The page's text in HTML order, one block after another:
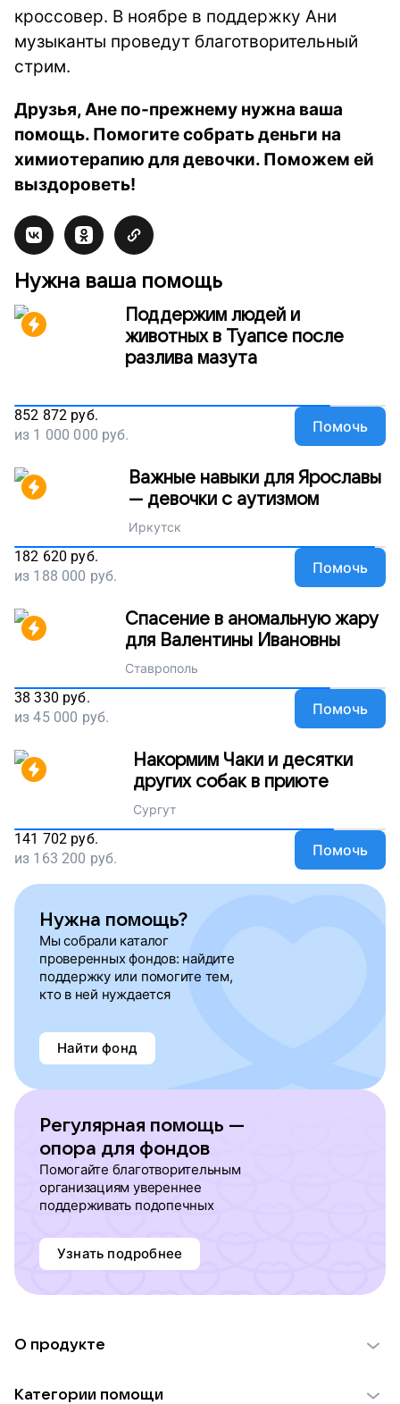
кроссовер. В ноябре в поддержку Ани
музыканты проведут благотворительный
стрим.
Друзья, Ане по-прежнему нужна ваша
помощь. Помогите собрать деньги на
химиотерапию для девочки. Поможем ей
выздороветь!
Нужна ваша помощь
Поддержим людей и
животных в Туапсе после
разлива мазута
852 872 руб.
из 1 000 000 руб. Помочь
Важные навыки для Ярославы
— девочки с аутизмом
Иркутск
182 620 руб.
из 188 000 руб. Помочь
Спасение в аномальную жару
для Валентины Ивановны
Ставрополь
38 330 руб.
из45 000 руб. Помочь
Накормим Чаки и десятки
других собак в приюте
Сургут
141 702 руб.
из 163 200 руб. Помочь
Нужна помощь?
Мы собрали каталог
проверенных фондов: найдите
поддержку или помогите тем,
кто в ней нуждается
Найти фонд
Регулярная помощь —
опора для фондов
Помогайте благотворительным
организациям увереннее
поддерживать подопечных
Узнать подробнее
О продукте
Категории помощи